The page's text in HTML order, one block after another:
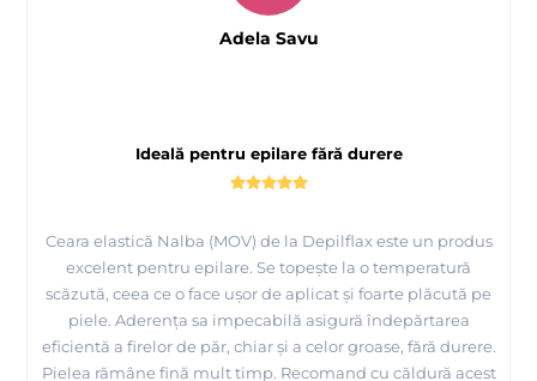
Ideală pentru epilare fără durere
Ceara elastică Nalba (MOV) de la Depilflax este un produs
excelent pentru epilare. Se topește la o temperatură
scăzută, ceea ce o face ușor de aplicat și foarte plăcută pe
piele. Aderența sa impecabilă asigură îndepărtarea
eficientă a firelor de păr, chiar și a celor groase, fără durere.
Pielea rămâne fină mult timp. Recomand cu căldură acest
Adela Savu